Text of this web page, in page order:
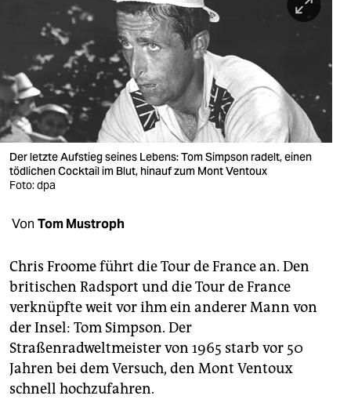
berlin
nord
wahrheit
verlag
verlag
shop
fragen & hilfe
unterstützen
abo
genossenschaft
epaper login
Der letzte Aufstieg seines Lebens: Tom Simpson radelt, einen
tödlichen Cocktail im Blut, hinauf zum Mont Ventoux
Foto: dpa
Von Tom Mustroph
Chris Froome führt die Tour de France an. Den
britischen Radsport und die Tour de France
verknüpfte weit vor ihm ein anderer Mann von
der Insel: Tom Simpson. Der
Straßenradweltmeister von 1965 starb vor 50
Jahren bei dem Versuch, den Mont Ventoux
schnell hochzufahren.